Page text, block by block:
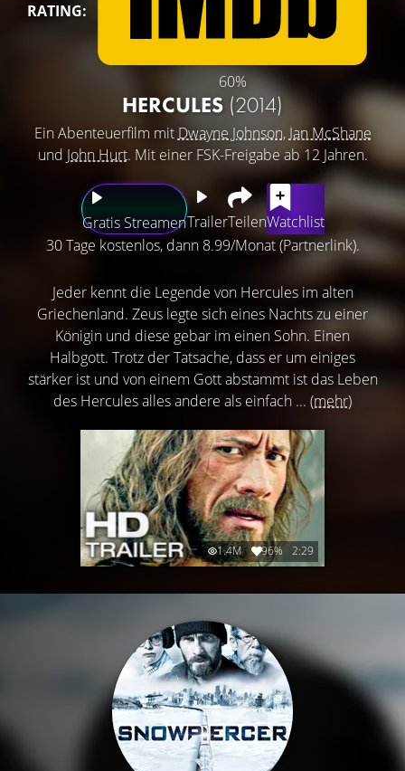
RATING:
60%
HERCULES (2014)
Ein Abenteuerfilm mit Dwayne Johnson, Ian McShane
und John Hurt. Mit einer FSK-Freigabe ab 12 Jahren.
Gratis StreamenTrailerTeilenWatchlist
30 Tage kostenlos, dann 8.99/Monat (Partnerlink).
Jeder kennt die Legende von Hercules im alten
Griechenland. Zeus legte sich eines Nachts zu einer
Königin und diese gebar im einen Sohn. Einen
Halbgott. Trotz der Tatsache, dass er um einiges
stärker ist und von einem Gott abstammt ist das Leben
des Hercules alles andere als einfach ... (mehr)
1.4M 96% 2:29